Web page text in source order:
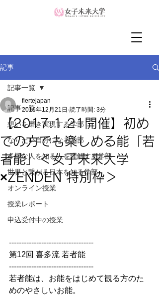
記事
記事一覧
想いを磨き実現する学部
なりたい自分になる学部
多様な人を知る人を理解する学部
世界と繋がる日本を知る学部
オンライン授業
授業レポート
申込受付中の授業
記事一覧
【2017.1.21開催】初め
ての方でも楽しめる能「若
者能」＜女子未来大学
×ZENDEN 特別枠＞
fiertejapan
2016年12月21日 読了時間: 3分
----------------------------------
第12回 喜多流 若者能
----------------------------------
若者能は、お能をはじめて観る方のた
めのやさしいお能。